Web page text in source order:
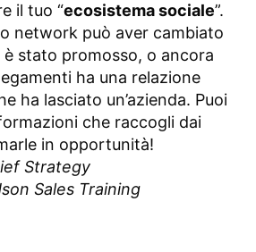
il tuo “ecosistema sociale”.
network può aver cambiato
stato promosso, o ancora
ha una relazione
ha lasciato un’azienda. Puoi
che raccogli dai
in opportunità!
Strategy
Sales Training